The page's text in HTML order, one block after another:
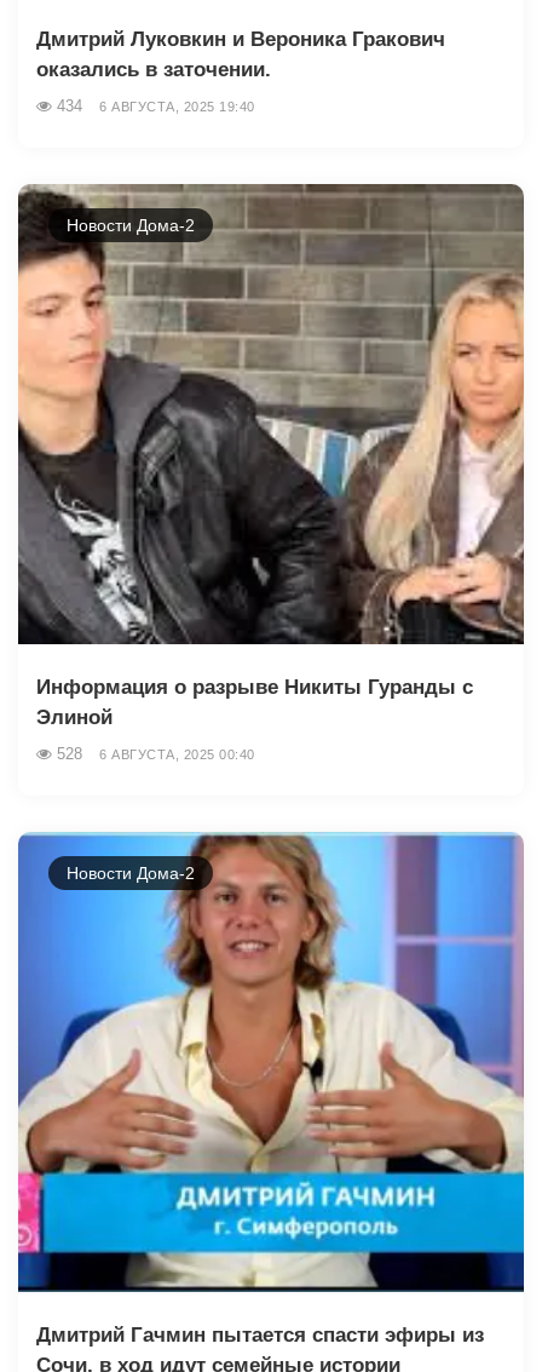
Дмитрий Луковкин и Вероника Гракович
оказались в заточении.
434 6 АВГУСТА, 2025 19:40
Новости Дома-2
Информация о разрыве Никиты Гуранды с
Элиной
528 6 АВГУСТА, 2025 00:40
Новости Дома-2
Дмитрий Гачмин пытается спасти эфиры из
Сочи, в ход идут семейные истории